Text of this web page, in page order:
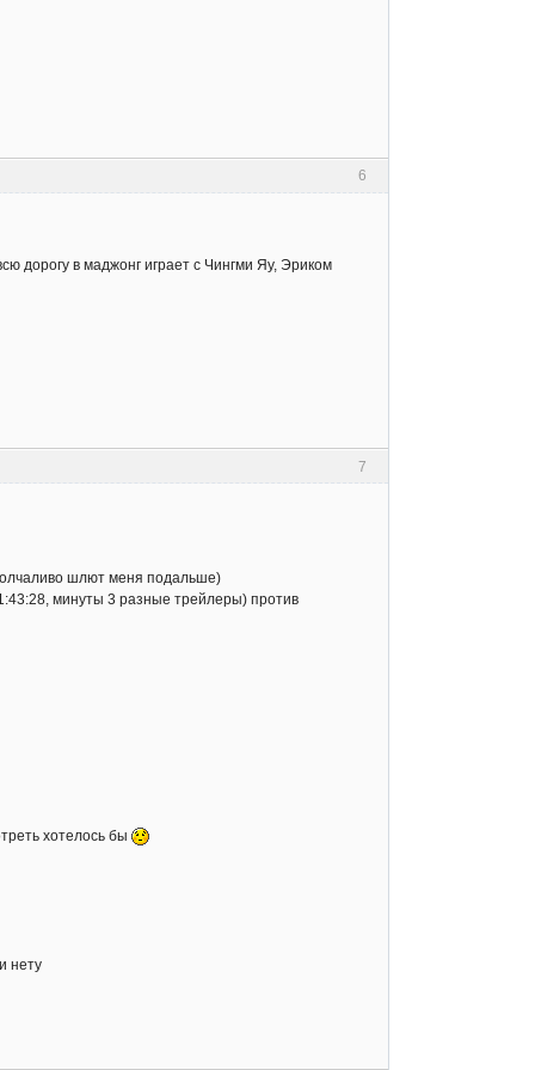
6
дорогу в маджонг играет с Чингми Яу, Эриком
7
шлют меня подальше)
минуты 3 разные трейлеры) против
хотелось бы
нету